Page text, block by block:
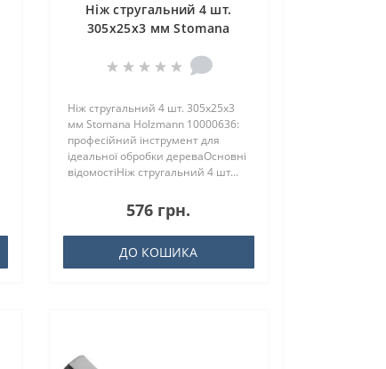
Ніж стругальний 4 шт.
305x25x3 мм Stomana
Ніж стругальний 4 шт. 305x25x3
мм Stomana Holzmann 10000636:
професійний інструмент для
ідеальної обробки дереваОсновні
відомостіНіж стругальний 4 шт...
576 грн.
ДО КОШИКА